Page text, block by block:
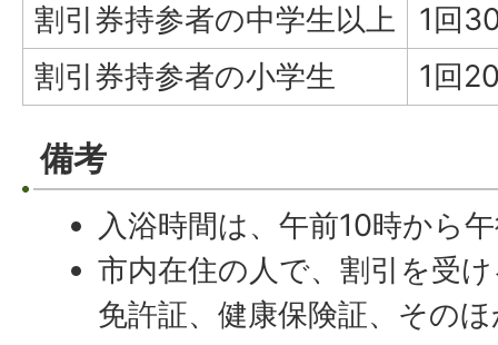
割引券持参者の中学生以上
1回
割引券持参者の小学生
1回
備考
入浴時間は、午前10時から
市内在住の人で、割引を受
免許証、健康保険証、その